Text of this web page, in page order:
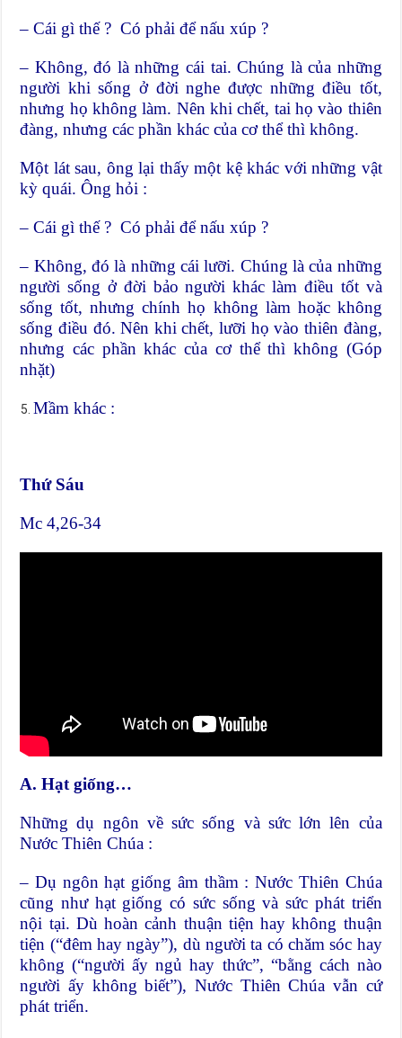
– Cái gì thế ? Có phải để nấu xúp ?
– Không, đó là những cái tai. Chúng là của những
người khi sống ở đời nghe được những điều tốt,
nhưng họ không làm. Nên khi chết, tai họ vào thiên
đàng, nhưng các phần khác của cơ thể thì không.
Một lát sau, ông lại thấy một kệ khác với những vật
kỳ quái. Ông hỏi :
– Cái gì thế ? Có phải để nấu xúp ?
– Không, đó là những cái lưỡi. Chúng là của những
người sống ở đời bảo người khác làm điều tốt và
sống tốt, nhưng chính họ không làm hoặc không
sống điều đó. Nên khi chết, lưỡi họ vào thiên đàng,
nhưng các phần khác của cơ thể thì không (Góp
nhặt)
Mầm khác :
Thứ Sáu
Mc 4,26-34
A. Hạt giống…
Những dụ ngôn về sức sống và sức lớn lên của
Nước Thiên Chúa :
– Dụ ngôn hạt giống âm thầm : Nước Thiên Chúa
cũng như hạt giống có sức sống và sức phát triển
nội tại. Dù hoàn cảnh thuận tiện hay không thuận
tiện (“đêm hay ngày”), dù người ta có chăm sóc hay
không (“người ấy ngủ hay thức”, “bằng cách nào
người ấy không biết”), Nước Thiên Chúa vẫn cứ
phát triển.